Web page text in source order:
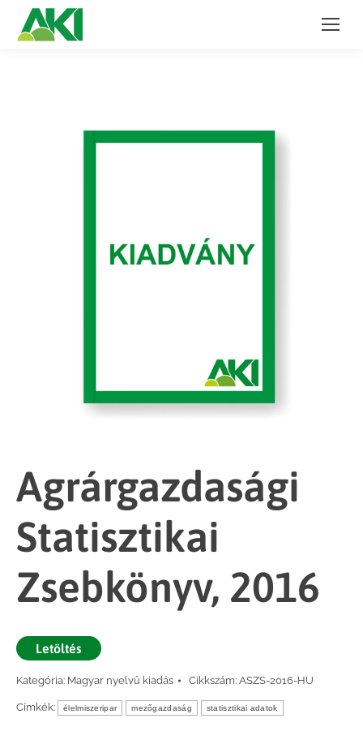
Agrárgazdasági
Statisztikai
Zsebkönyv, 2016
Letöltés
Kategória: Magyar nyelvű kiadás Cikkszám: ASZS-2016-HU
Címkék: élelmiszeripar mezőgazdaság statisztikai adatok